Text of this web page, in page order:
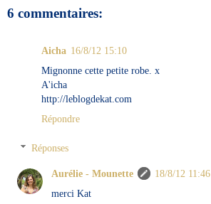
6 commentaires:
Aicha 16/8/12 15:10
Mignonne cette petite robe. x
A'icha
http://leblogdekat.com
Répondre
Réponses
Aurélie - Mounette
18/8/12 11:46
merci Kat